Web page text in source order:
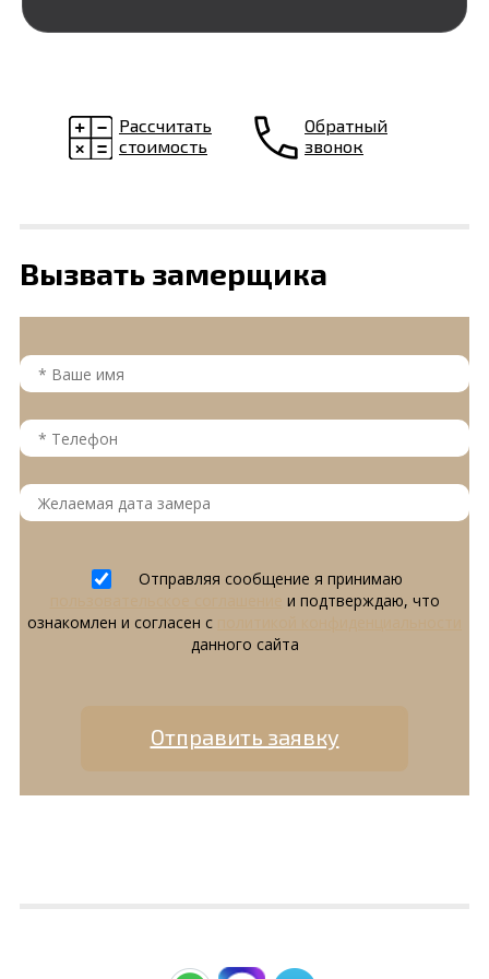
Рассчитать
стоимость
Обратный
звонок
Вызвать замерщика
Отправляя сообщение я принимаю
и подтверждаю, что
ознакомлен и согласен с
данного сайта
Отправить заявку